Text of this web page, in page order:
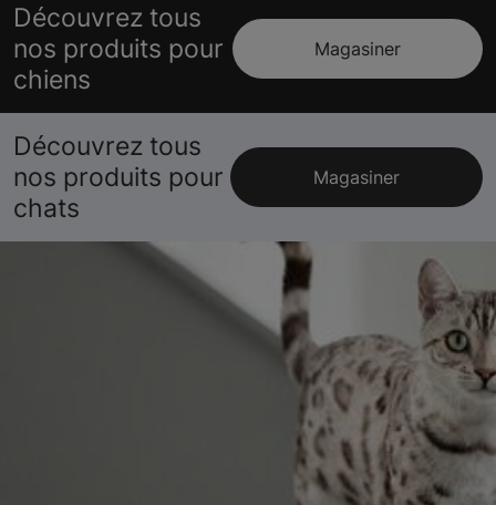
Découvrez tous
nos produits pour
chiens
Magasiner
Découvrez tous
nos produits pour
chats
Magasiner